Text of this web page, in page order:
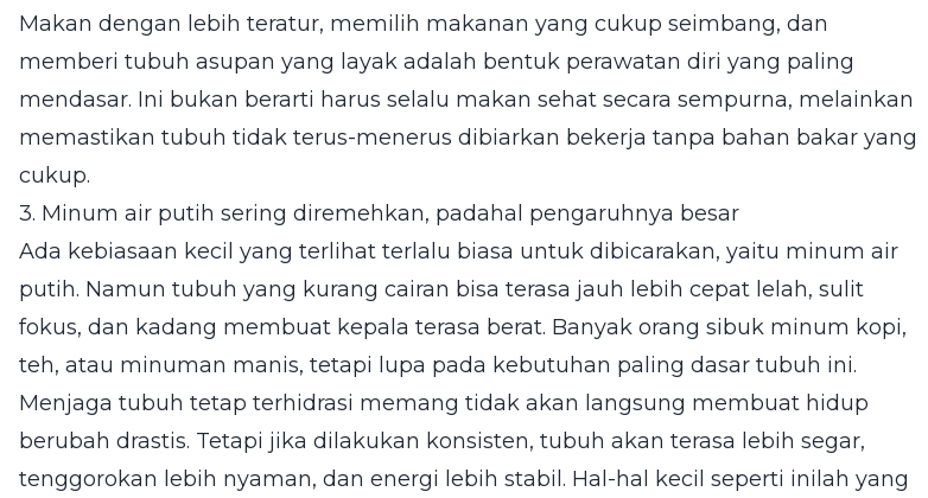
Makan dengan lebih teratur, memilih makanan yang cukup seimbang, dan
memberi tubuh asupan yang layak adalah bentuk perawatan diri yang paling
mendasar. Ini bukan berarti harus selalu makan sehat secara sempurna, melainkan
memastikan tubuh tidak terus-menerus dibiarkan bekerja tanpa bahan bakar yang
cukup.
3. Minum air putih sering diremehkan, padahal pengaruhnya besar
Ada kebiasaan kecil yang terlihat terlalu biasa untuk dibicarakan, yaitu minum air
putih. Namun tubuh yang kurang cairan bisa terasa jauh lebih cepat lelah, sulit
fokus, dan kadang membuat kepala terasa berat. Banyak orang sibuk minum kopi,
teh, atau minuman manis, tetapi lupa pada kebutuhan paling dasar tubuh ini.
Menjaga tubuh tetap terhidrasi memang tidak akan langsung membuat hidup
berubah drastis. Tetapi jika dilakukan konsisten, tubuh akan terasa lebih segar,
tenggorokan lebih nyaman, dan energi lebih stabil. Hal-hal kecil seperti inilah yang